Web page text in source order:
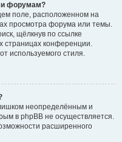
форумам?
поле, расположенном на
просмотра форума или темы.
щёлкнув по ссылке
страницах конференции.
используемого стиля.
неопределённым и
в phpBB не осуществляется.
расширенного